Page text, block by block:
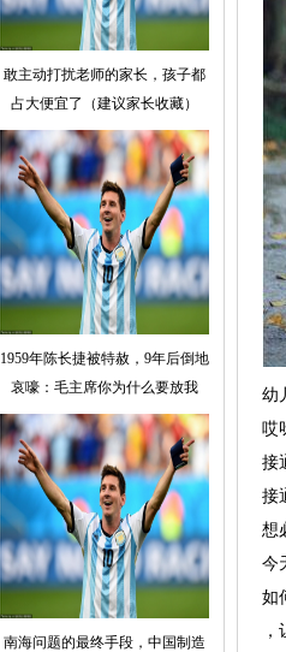
敢主动打扰老师的家长，孩子都
占大便宜了（建议家长收藏）
1959年陈长捷被特赦，9年后倒地
哀嚎：毛主席你为什么要放我
南海问题的最终手段，中国制造
幼
哎
接
接
想
今
如